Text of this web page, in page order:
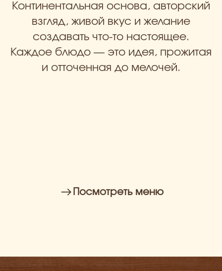
Континентальная основа, авторский
взгляд, живой вкус и желание
создавать что-то настоящее.
Каждое блюдо — это идея, прожитая
и отточенная до мелочей.
Посмотреть меню